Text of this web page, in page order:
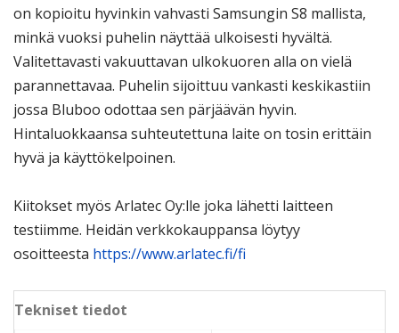
on kopioitu hyvinkin vahvasti Samsungin S8 mallista,
minkä vuoksi puhelin näyttää ulkoisesti hyvältä.
Valitettavasti vakuuttavan ulkokuoren alla on vielä
parannettavaa. Puhelin sijoittuu vankasti keskikastiin
jossa Bluboo odottaa sen pärjäävän hyvin.
Hintaluokkaansa suhteutettuna laite on tosin erittäin
hyvä ja käyttökelpoinen.
Kiitokset myös Arlatec Oy:lle joka lähetti laitteen
testiimme. Heidän verkkokauppansa löytyy
osoitteesta https://www.arlatec.fi/fi
Tekniset tiedot